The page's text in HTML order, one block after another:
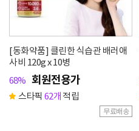
[동화약품] 클린한 식습관 배러애
사비 120g x 10병
68% 회원전용가
스타픽 62개적립
무료배송